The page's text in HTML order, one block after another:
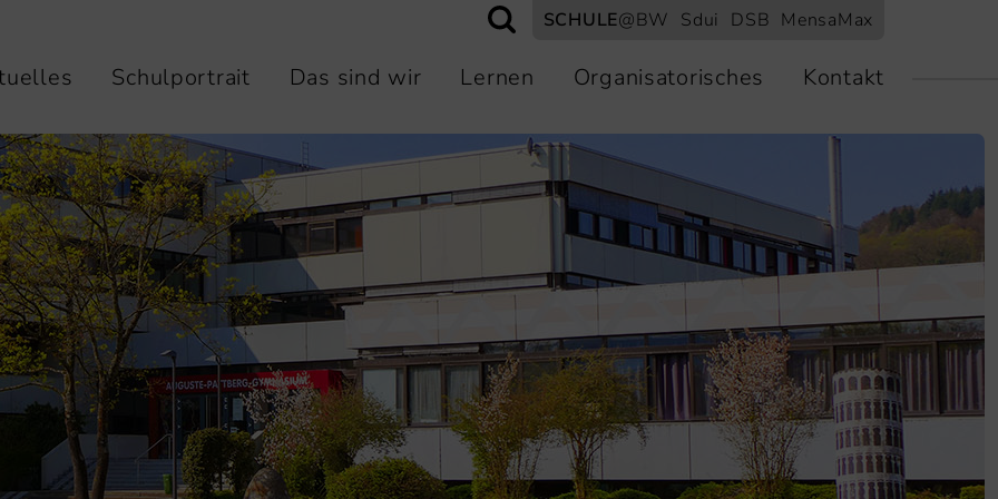
SCHULE@BW Sdui DSB MensaMax
Schulportrait Das sind wir Lernen Organisatorisches Kontakt